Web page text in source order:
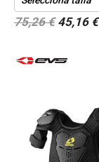
75,26 € 45,16 €